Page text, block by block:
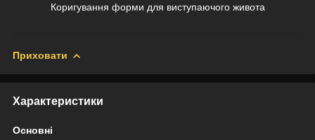
Коригування форми для виступаючого живота
Приховати
Характеристики
Основні